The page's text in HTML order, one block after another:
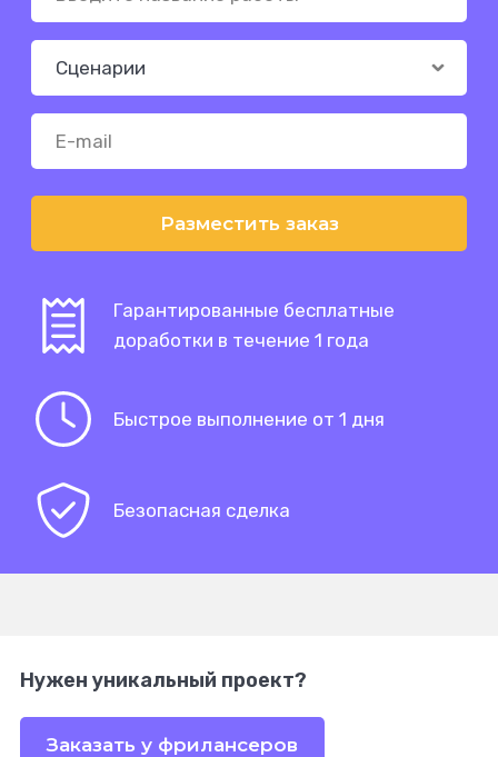
Разместить заказ
Гарантированные бесплатные
доработки в течение 1 года
Быстрое выполнение от 1 дня
Безопасная сделка
Нужен уникальный проект?
Заказать у фрилансеров